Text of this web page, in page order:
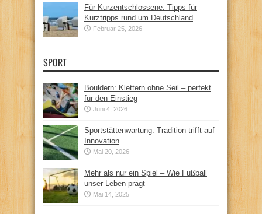
Für Kurzentschlossene: Tipps für
Kurztripps rund um Deutschland
Februar 25, 2026
SPORT
Bouldern: Klettern ohne Seil – perfekt
für den Einstieg
Juni 4, 2026
Sportstättenwartung: Tradition trifft auf
Innovation
Mai 20, 2026
Mehr als nur ein Spiel – Wie Fußball
unser Leben prägt
Mai 14, 2025